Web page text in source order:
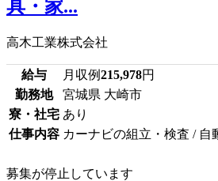
具・家...
高木工業株式会社
給与 月収例215,978円
勤務地
宮城県 大崎市
寮・社宅 あり
仕事内容 カーナビの組立・検査 / 自
募集が停止しています